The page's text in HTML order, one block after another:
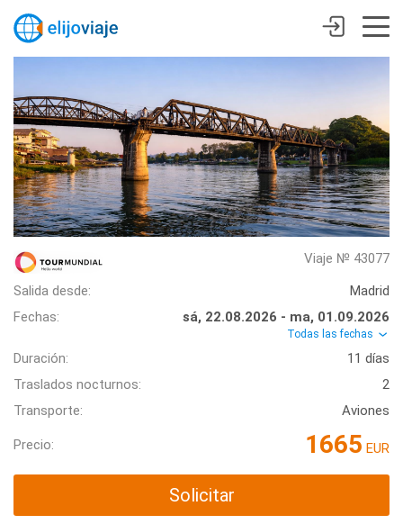
Viaje № 43077
Salida desde:
Madrid
Fechas:
sá, 22.08.2026 - ma, 01.09.2026
Todas las fechas
Duración:
11 días
Traslados nocturnos:
2
Transporte:
Aviones
Precio: 1665 EUR
Solicitar